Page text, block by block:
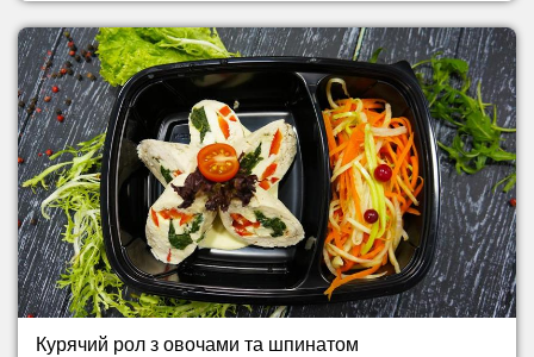
Курячий рол з овочами та шпинатом